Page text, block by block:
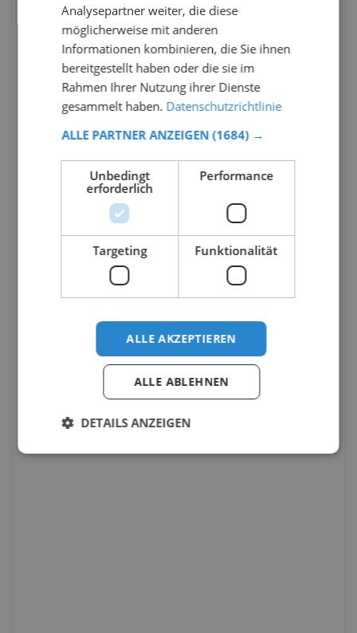
Analysepartner weiter, die diese
möglicherweise mit anderen
Informationen kombinieren, die Sie ihnen
bereitgestellt haben oder die sie im
Rahmen Ihrer Nutzung ihrer Dienste
gesammelt haben. Datenschutzrichtlinie
ALLE PARTNER ANZEIGEN (1684) →
Unbedingt
erforderlich
Performance
Targeting Funktionalität
ALLE AKZEPTIEREN
ALLE ABLEHNEN
DETAILS ANZEIGEN